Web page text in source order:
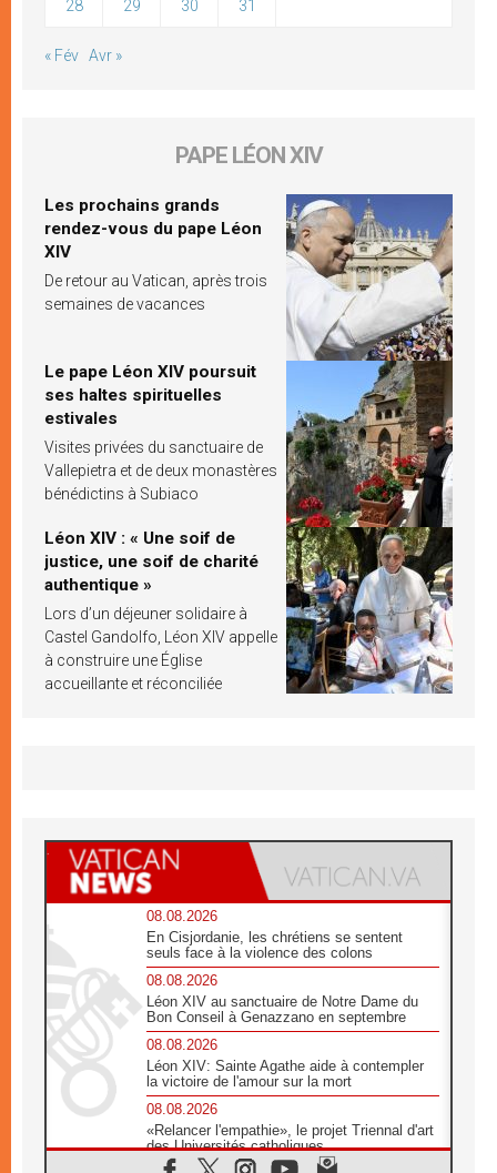
28 29 30 31
« Fév Avr »
PAPE LÉON XIV
Les prochains grands
rendez-vous du pape Léon
XIV
De retour au Vatican, après trois
semaines de vacances
Le pape Léon XIV poursuit
ses haltes spirituelles
estivales
Visites privées du sanctuaire de
Vallepietra et de deux monastères
bénédictins à Subiaco
Léon XIV : « Une soif de
justice, une soif de charité
authentique »
Lors d’un déjeuner solidaire à
Castel Gandolfo, Léon XIV appelle
à construire une Église
accueillante et réconciliée
08.08.2026
En Cisjordanie, les chrétiens se sentent
seuls face à la violence des colons
08.08.2026
Léon XIV au sanctuaire de Notre Dame du
Bon Conseil à Genazzano en septembre
08.08.2026
Léon XIV: Sainte Agathe aide à contempler
la victoire de l'amour sur la mort
08.08.2026
«Relancer l'empathie», le projet Triennal d'art
des Universités catholiques